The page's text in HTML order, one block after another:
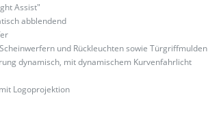
Assist"
abblendend
und Rückleuchten sowie
dynamisch, mit dynamischem Kurvenfahrlicht
Logoprojektion